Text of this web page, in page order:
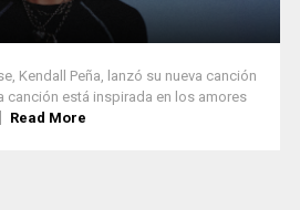
Kendall Peña, lanzó su nueva canción
canción está inspirada en los amores
Read More